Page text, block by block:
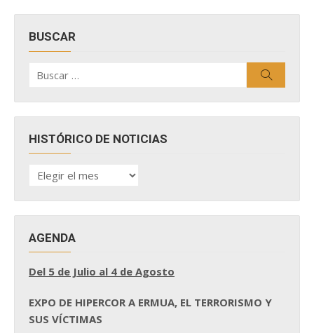
BUSCAR
por:
HISTÓRICO DE NOTICIAS
HISTÓRICO
DE
AGENDA
Del 5 de Julio al 4 de Agosto
EXPO DE HIPERCOR A ERMUA, EL TERRORISMO Y
SUS VÍCTIMAS